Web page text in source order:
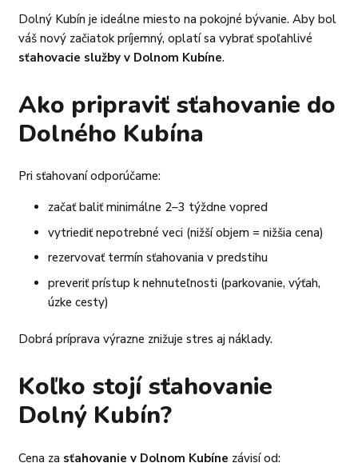
Dolný Kubín je ideálne miesto na pokojné bývanie. Aby bol
váš nový začiatok príjemný, oplatí sa vybrať spoľahlivé
sťahovacie služby v Dolnom Kubíne.
Ako pripraviť sťahovanie do
Dolného Kubína
Pri sťahovaní odporúčame:
začať baliť minimálne 2–3 týždne vopred
vytriediť nepotrebné veci (nižší objem = nižšia cena)
rezervovať termín sťahovania v predstihu
preveriť prístup k nehnuteľnosti (parkovanie, výťah,
úzke cesty)
Dobrá príprava výrazne znižuje stres aj náklady.
Koľko stojí sťahovanie
Dolný Kubín?
Cena za sťahovanie v Dolnom Kubíne závisí od: